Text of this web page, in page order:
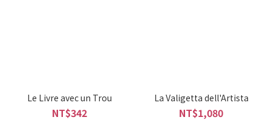
Le Livre avec un Trou
NT$342
La Valigetta dell'Artista
NT$1,080